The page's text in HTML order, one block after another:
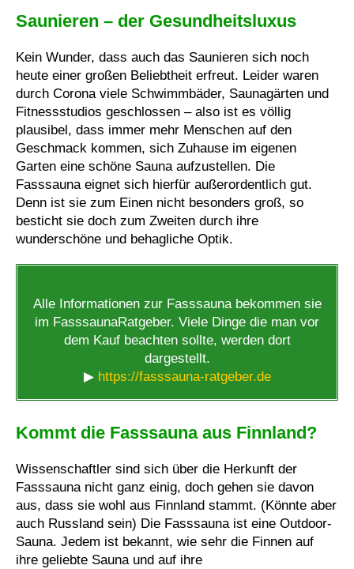
Saunieren – der Gesundheitsluxus
Kein Wunder, dass auch das Saunieren sich noch
heute einer großen Beliebtheit erfreut. Leider waren
durch Corona viele Schwimmbäder, Saunagärten und
Fitnessstudios geschlossen – also ist es völlig
plausibel, dass immer mehr Menschen auf den
Geschmack kommen, sich Zuhause im eigenen
Garten eine schöne Sauna aufzustellen. Die
Fasssauna eignet sich hierfür außerordentlich gut.
Denn ist sie zum Einen nicht besonders groß, so
besticht sie doch zum Zweiten durch ihre
wunderschöne und behagliche Optik.
Alle Informationen zur Fasssauna bekommen sie
im FasssaunaRatgeber. Viele Dinge die man vor
dem Kauf beachten sollte, werden dort
dargestellt.
▶ https://fasssauna-ratgeber.de
Kommt die Fasssauna aus Finnland?
Wissenschaftler sind sich über die Herkunft der
Fasssauna nicht ganz einig, doch gehen sie davon
aus, dass sie wohl aus Finnland stammt. (Könnte aber
auch Russland sein) Die Fasssauna ist eine Outdoor-
Sauna. Jedem ist bekannt, wie sehr die Finnen auf
ihre geliebte Sauna und auf ihre